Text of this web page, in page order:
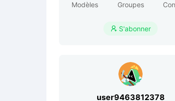
Modèles
Groupes
 S'abonner
user9463812378